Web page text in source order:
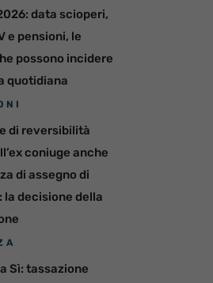
data scioperi,
e pensioni, le
possono incidere
quotidiana
di reversibilità
coniuge anche
di assegno di
la decisione della
Sì: tassazione